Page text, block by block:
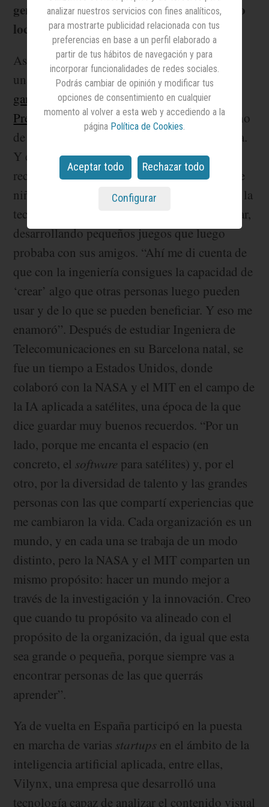
generado así oportunidades para el talento
local.
Asistir a ceremonias se está convirtiendo en
una costumbre para ella. Además de resultar
ganadora en la categoría de tecnología de los
Premios MAS, hace poco recogió también uno
de los Premios Fundación Princesa de Girona.
Y es que su trayectoria es digna de
reconocimiento. A Elisenda Bou-Balust ya de
niña le gustaban las matemáticas, la ciencia y la
tecnología, y muy pronto empezó a programar,
desarrollando pequeños juegos que luego
probaba con sus amigos. “Ahí me di cuenta de
que con la ingeniería consigues la capacidad de
‘crear’ algo que otras personas luego pueden
usar y de lo que se pueden beneficiar. Y eso me
enamoró”. Después de estudiar Ingeniera de
Telecomunicaciones en su Barcelona natal, se
fue un tiempo a Estados Unidos, donde
colaboró con la NASA y el MIT en el campo de
la IA aplicada a satélites, una época de la que
dice guardar muy buenos recuerdos. “Por un
lado, porque me encanta el espacio (en
concreto, el software para satélites) y, por el
otro, por la diversidad de talento y las grandes
personas con las que compartí experiencias que
me cambiaron la vida. Cada organización es un
mundo, y en cada una se trabaja de un modo
distinto, pero la NASA y el MIT comparten un
mismo propósito: hacer un mundo mejor a
través de la investigación y la innovación. Creo
que cuando tu propósito va alineado con el
propósito de la organización, da igual que esta
sea grande o pequeña, porque siempre vas a
encontrar personas de las que querrás
aprender”.
Ya de vuelta en España participó en la puesta
en marcha de varias startups en el ámbito de la
inteligencia artificial aplicada, entre ellas,
Vilynx, una empresa que desarrolló una
tecnología capaz de analizar el contenido visual
analizar nuestros servicios con fines analíticos,
para mostrarte publicidad relacionada con tus
preferencias en base a un perfil elaborado a
partir de tus hábitos de navegación y para
incorporar funcionalidades de redes sociales.
Podrás cambiar de opinión y modificar tus
opciones de consentimiento en cualquier
momento al volver a esta web y accediendo a la
página Política de Cookies.
Aceptar todo Rechazar todo
Configurar